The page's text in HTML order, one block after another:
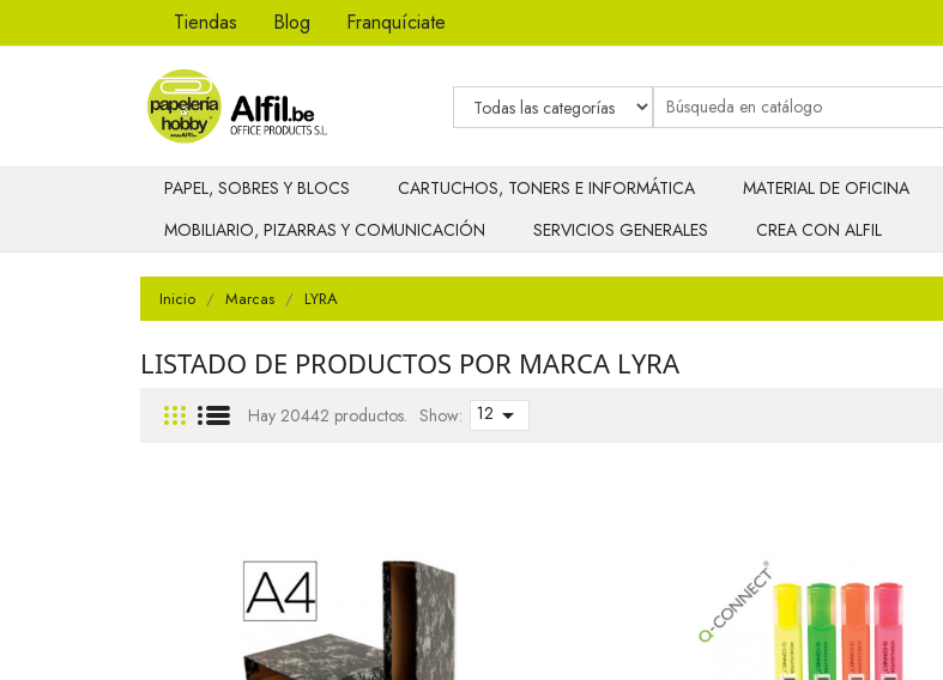
Tiendas Blog Franquíciate
PAPEL, SOBRES Y BLOCS CARTUCHOS, TONERS E INFORMÁTICA MATERIAL DE OFICINA
MOBILIARIO, PIZARRAS Y COMUNICACIÓN
SERVICIOS GENERALES CREA CON ALFIL
Inicio Marcas LYRA
LISTADO DE PRODUCTOS POR MARCA LYRA
Hay 20442 productos. Show: 12 